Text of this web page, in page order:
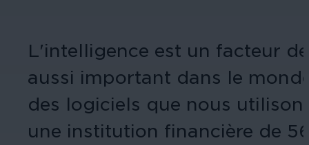
L'intelligence est un facteur
aussi important dans le
des logiciels que nous
une institution financière de